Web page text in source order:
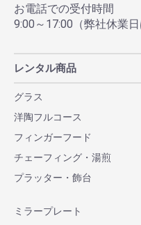
お電話での受付時間
9:00～17:00（弊社休業日
レンタル商品
グラス
洋陶フルコース
フィンガーフード
チェーフィング・湯煎
プラッター・飾台
ミラープレート